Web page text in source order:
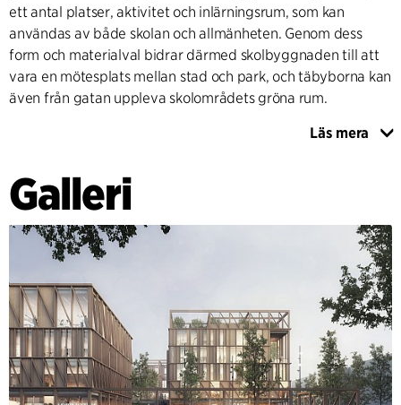
ett antal platser, aktivitet och inlärningsrum, som kan
användas av både skolan och allmänheten. Genom dess
form och materialval bidrar därmed skolbyggnaden till att
vara en mötesplats mellan stad och park, och täbyborna kan
även från gatan uppleva skolområdets gröna rum.
Byggnaden har en rationell struktur som är flexibel och
samtidigt byggas om och anpassas till framtida behov.
Läs mera
Galleri